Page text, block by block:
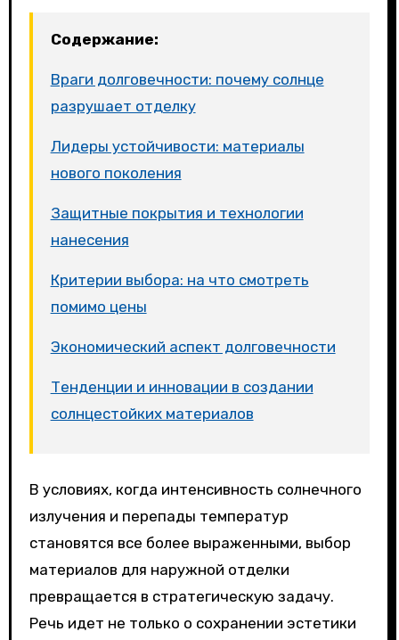
Содержание:
Враги долговечности: почему солнце
разрушает отделку
Лидеры устойчивости: материалы
нового поколения
Защитные покрытия и технологии
нанесения
Критерии выбора: на что смотреть
помимо цены
Экономический аспект долговечности
Тенденции и инновации в создании
солнцестойких материалов
В условиях, когда интенсивность солнечного
излучения и перепады температур
становятся все более выраженными, выбор
материалов для наружной отделки
превращается в стратегическую задачу.
Речь идет не только о сохранении эстетики